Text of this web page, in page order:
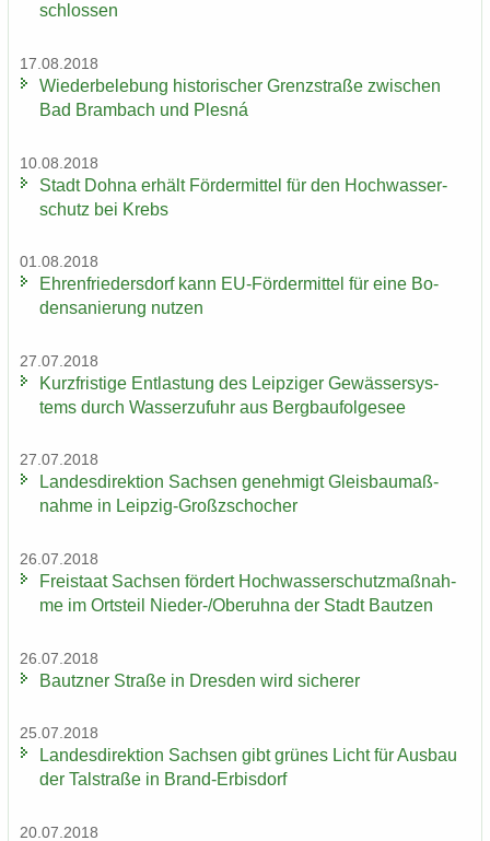
schlos­sen
17.08.2018
Wie­der­be­le­bung his­to­ri­scher Grenz­stra­ße zwi­schen
Bad Brambach und Plesná
10.08.2018
Stadt Dohna er­hält För­der­mit­tel für den Hoch­was­ser­
schutz bei Krebs
01.08.2018
Eh­ren­frie­ders­dorf kann EU-​Fördermittel für eine Bo­
den­sa­nie­rung nut­zen
27.07.2018
Kurz­fris­ti­ge Ent­las­tung des Leip­zi­ger Ge­wäs­ser­sys­
tems durch Was­ser­zu­fuhr aus Berg­bau­fol­ge­see
27.07.2018
Lan­des­di­rek­ti­on Sach­sen ge­neh­migt Gleis­bau­maß­
nah­me in Leipzig-​Großzschocher
26.07.2018
Frei­staat Sach­sen för­dert Hoch­was­ser­schutz­maß­nah­
me im Orts­teil Nieder-​/Ober­uh­na der Stadt Baut­zen
26.07.2018
Bautz­ner Stra­ße in Dres­den wird si­che­rer
25.07.2018
Lan­des­di­rek­ti­on Sach­sen gibt grü­nes Licht für Aus­bau
der Tal­stra­ße in Brand-​Erbisdorf
20.07.2018